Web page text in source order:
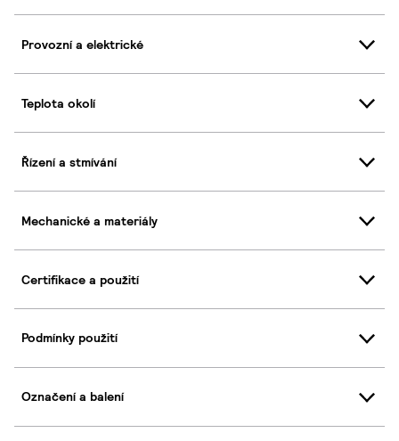
Provozní a elektrické
Teplota okolí
Řízení a stmívání
Mechanické a materiály
Certifikace a použití
Podmínky použití
Označení a balení